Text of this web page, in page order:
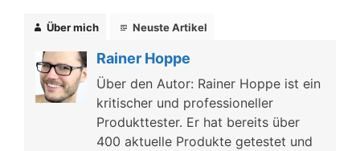
Über mich Neuste Artikel
Rainer Hoppe
Über den Autor: Rainer Hoppe ist ein
kritischer und professioneller
Produkttester. Er hat bereits über
400 aktuelle Produkte getestet und